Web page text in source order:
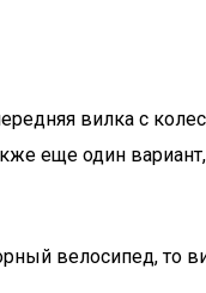
вилка с
еще один
велосипед, то